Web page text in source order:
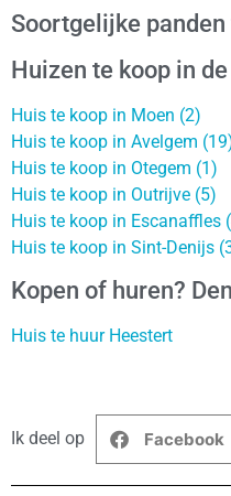
Soortgelijke
Huizen te koop in
Huis te koop in Moen (2)
Huis te koop in Avelgem
Huis te koop in Otegem (1)
Huis te koop in Outrijve (5)
Huis te koop in Escanaffles
Huis te koop in Sint-Denijs
Kopen of huren?
Huis te huur Heestert
Ik deel op Facebook